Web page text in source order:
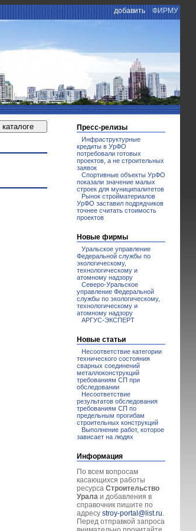
добавить ФИРМУ
Пресс-релизы
Инфраструктурные
кредиты в УрФО
потребовали готовых
проектов, а не строительных
заявок
Спортивные объекты УрФО
показали значение малых
строек для муниципалитетов
Рынок стройматериалов
УрФО заставил подрядчиков
точнее считать стоимость
проектов
Новые фирмы
Уральское управление
Федеральной службы по
экологическому,
технологическому и
атомному надзору
Северо-Уральское
управление Федеральной
службы по экологическому,
технологическому и
атомному надзору
АРГУС-ЭКСПЕРТ
Новые статьи
Несоответствие категории
технического состояния
сварных соединений
металлоконструкций
требованиям СП при
обследовании
Несоответствие
результатов обследования
требованиям СП по
предельным прогибам
строительных конструкций
Выполнение работ, которое
зависает на людях
Информация
По всем вопросам
касающихся работы
ресурса Строительство
Урала и добавления в
справочник пишите по
адресу stroy-portal@list.ru.
Перед отправкой запроса